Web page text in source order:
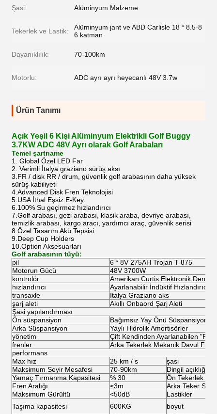
Şasi: Alüminyum Malzeme
Tekerlek ve Lastik:
Alüminyum jant ve ABD Carlisle 18 * 8.5-8
6 katman
Dayanıklılık: 70-100km
Motorlu: ADC ayrı ayrı heyecanlı 48V 3.7w
Ürün Tanımı
Açık Yeşil 6 Kişi Alüminyum Elektrikli Golf Buggy
3.7KW ADC 48V Ayrı olarak Golf Arabaları
Temel şartname
1. Global Özel LED Far
2. Verimli İtalya graziano sürüş aksı
3.FR / disk RR / drum, güvenlik golf arabasının daha yüksek
sürüş kabiliyeti
4.Advanced Disk Fren Teknolojisi
5.USA İthal Eşsiz E-Key.
6.100% Su geçirmez hızlandırıcı
7.Golf arabası, gezi arabası, klasik araba, devriye arabası,
temizlik arabası, kargo aracı, yardımcı araç, güvenlik serisi
8.Özel Tasarım Akü Tepsisi
9.Deep Cup Holders
10.Option Aksesuarları
Golf arabasının tüyü:
pil
6 * 8V 275AH Trojan T-875
Motorun Gücü
48V 3700W
kontrolör
Amerikan Curtis Elektronik
hızlandırıcı
Ayarlanabilir İndüktif Hızlandırıcı
transaxle
İtalya Graziano aks
şarj aleti
Akıllı Onbaord Şarj Aleti
Şasi yapılandırması
Ön süspansiyon
Bağımsız Yay Önü Süspansiyon
Arka Süspansiyon
Yaylı Hidrolik Amortisörler
yönetim
Çift Kendinden Ayarlanabilen "Raf
frenler
Arka Tekerlek Mekanik Davul
performans
Max hız
25 km / s
şasi
Maksimum Seyir Mesafesi
70-90km
Dingil açıklığı
Yamaç Tırmanma Kapasitesi
% 30
Ön Tekerlek
Fren Aralığı
≤3m
Arka Teker Sırtı
Maksimum Gürültü
<50dB
Lastikler
Taşıma kapasitesi
600KG
boyut